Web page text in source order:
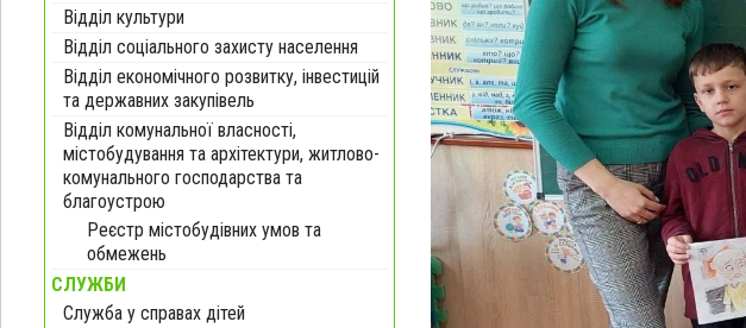
Відділ культури
Відділ соціального захисту населення
Відділ економічного розвитку, інвестицій
та державних закупівель
Відділ комунальної власності,
містобудування та архітектури, житлово-
комунального господарства та
благоустрою
Реєстр містобудівних умов та
обмежень
СЛУЖБИ
Служба у справах дітей